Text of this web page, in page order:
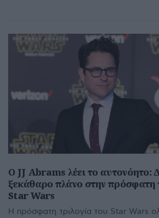
O JJ Abrams λέει το αυτονόητο:
ξεκάθαρο πλάνο στην πρόσφατη
Star Wars
H πρόσφατη τριλογία του Star Wars